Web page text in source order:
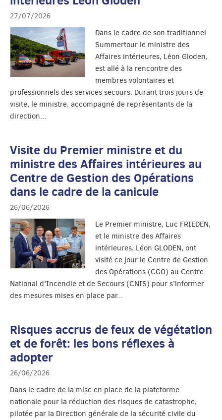
27/07/2026
Dans le cadre de son traditionnel
Summertour le ministre des
Affaires intérieures, Léon Gloden,
est allé à la rencontre des
membres volontaires et
professionnels des services secours. Durant trois jours de
visite, le ministre, accompagné de représentants de la
direction...
Visite du Premier ministre et du
ministre des Affaires intérieures au
Centre de Gestion des Opérations
dans le cadre de la canicule
26/06/2026
Le Premier ministre, Luc FRIEDEN,
et le ministre des Affaires
intérieures, Léon GLODEN, ont
visité ce jour le Centre de Gestion
des Opérations (CGO) au Centre
National d’Incendie et de Secours (CNIS) pour s’informer
des mesures mises en place par...
Risques accrus de feux de végétation
et de forêt: les bons réflexes à
adopter
26/06/2026
Dans le cadre de la mise en place de la plateforme
nationale pour la réduction des risques de catastrophe,
pilotée par la Direction générale de la sécurité civile du